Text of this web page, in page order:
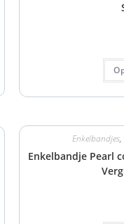
Enkelbandjes,
Enkelbandje Pearl